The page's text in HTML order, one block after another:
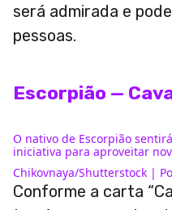
será admirada e
pessoas.
Escorpião —
O nativo de Escorpião
iniciativa para aproveitar
Chikovnaya/Shutterstock |
Conforme a carta